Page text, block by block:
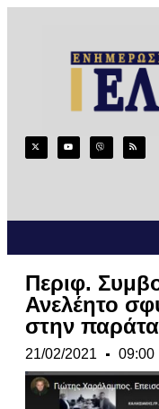
Περιφ.
Ανελέητο
στην
21/02/2021 09:00